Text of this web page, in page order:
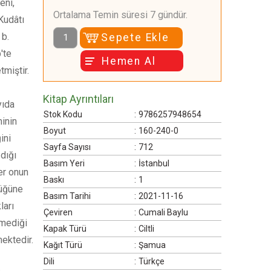
onun
Ortalama Temin süresi 7 gündür.
Sepete Ekle
Hemen Al
Kitap Ayrıntıları
Stok Kodu : 9786257948654
Boyut
: 160-240-0
Sayfa Sayısı
: 712
Basım Yeri
: İstanbul
Baskı
: 1
Basım Tarihi
: 2021-11-16
Çeviren
: Cumali Baylu
Kapak Türü
: Ciltli
Kağıt Türü
: Şamua
Dili
: Türkçe